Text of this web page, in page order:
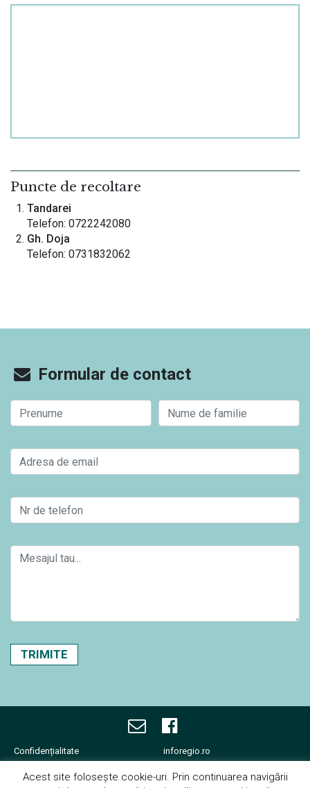
Puncte de recoltare
Tandarei
Telefon: 0722242080
Gh. Doja
Telefon: 0731832062
Formular de contact
Confidențialitate
Cookies
inforegio.ro
fonduri-ue.ro
Acest site folosește cookie-uri. Prin continuarea navigării